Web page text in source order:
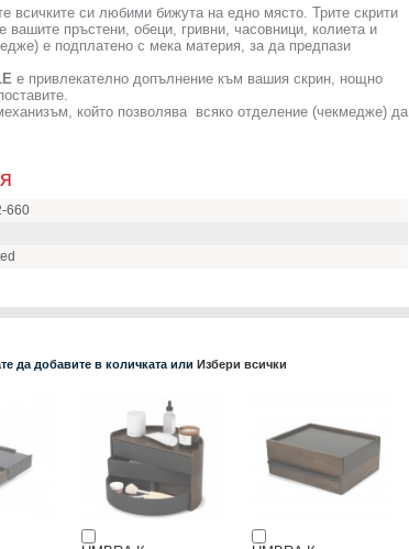
всичките си любими бижута на едно място. Трите скрити
вашите пръстени, обеци, гривни, часовници, колиета и
е подплатено с мека материя, за да предпази
е привлекателно допълнение към вашия скрин, нощно
който позволява всяко отделение (чекмедже) да
660
да добавите в количката или Избери всички